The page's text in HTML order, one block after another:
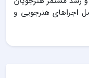
اجراهای هنرجویی و